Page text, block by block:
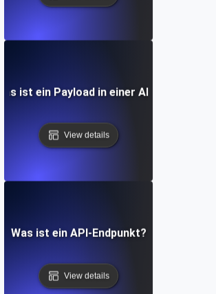
Was ist ein Payload in einer API?
View details
Was ist ein API-Endpunkt?
View details